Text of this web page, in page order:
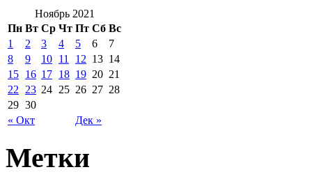
Ноябрь 2021
Пн Вт Ср Чт Пт Сб Вс
« Окт Дек »
1 2 3 4 5 6
7
8
9 10 11 12 13 14
15 16 17 18 19 20 21
22
23 24 25 26 27 28
29 30
Метки